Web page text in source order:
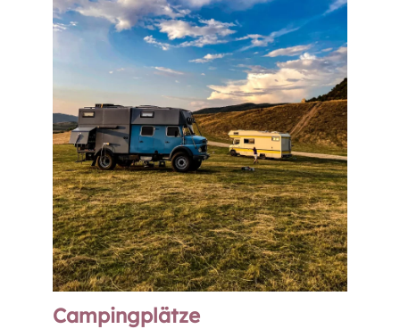
Campingplätze